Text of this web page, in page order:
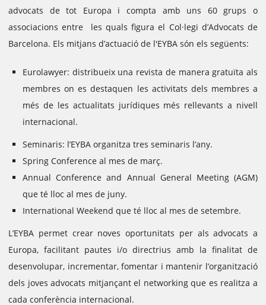
advocats de tot Europa i compta amb uns 60 grups o
associacions entre les quals figura el Col·legi d’Advocats de
Barcelona. Els mitjans d’actuació de l'EYBA són els següents:
Eurolawyer: distribueix una revista de manera gratuïta als
membres on es destaquen les activitats dels membres a
més de les actualitats jurídiques més rellevants a nivell
internacional.
Seminaris: l’EYBA organitza tres seminaris l’any.
Spring Conference al mes de març.
Annual Conference and Annual General Meeting (AGM)
que té lloc al mes de juny.
International Weekend que té lloc al mes de setembre.
L’EYBA permet crear noves oportunitats per als advocats a
Europa, facilitant pautes i/o directrius amb la finalitat de
desenvolupar, incrementar, fomentar i mantenir l’organització
dels joves advocats mitjançant el networking que es realitza a
cada conferència internacional.